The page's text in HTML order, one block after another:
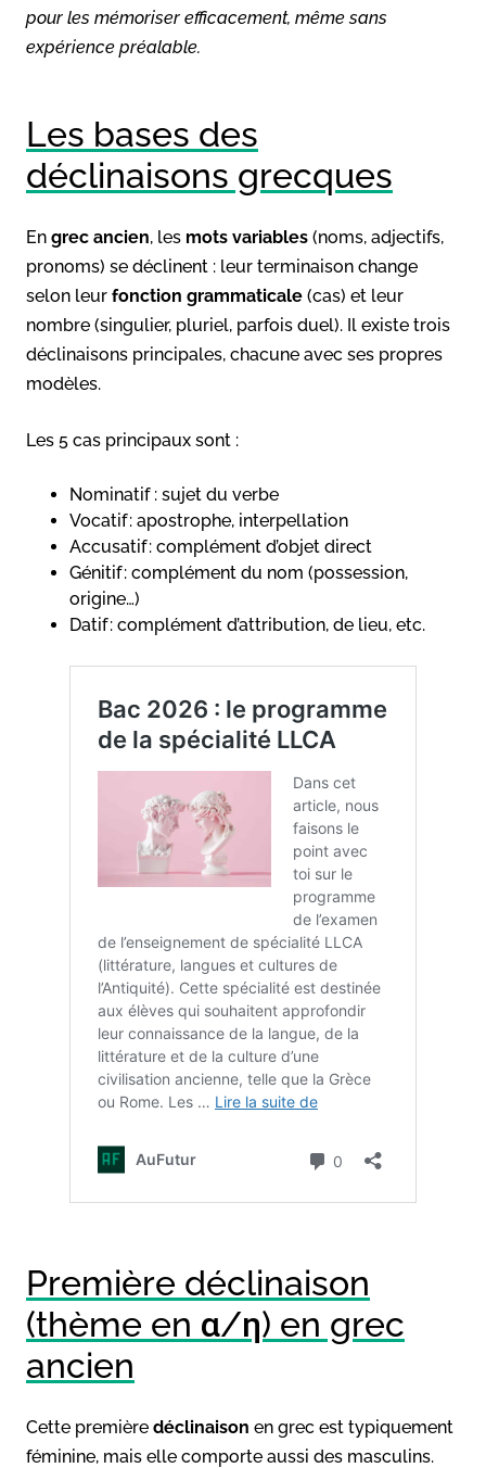
pour les mémoriser efficacement, même sans
expérience préalable.
Les bases des
déclinaisons grecques
En grec ancien, les mots variables (noms, adjectifs,
pronoms) se déclinent : leur terminaison change
selon leur fonction grammaticale (cas) et leur
nombre (singulier, pluriel, parfois duel). Il existe trois
déclinaisons principales, chacune avec ses propres
modèles.
Les 5 cas principaux sont :
Nominatif : sujet du verbe
Vocatif : apostrophe, interpellation
Accusatif : complément d’objet direct
Génitif : complément du nom (possession,
origine…)
Datif : complément d’attribution, de lieu, etc.
Première déclinaison
(thème en α/η) en grec
ancien
Cette première déclinaison en grec est typiquement
féminine, mais elle comporte aussi des masculins.